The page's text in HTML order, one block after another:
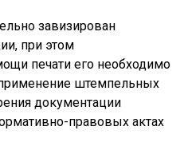
завизирован
при этом
печати его необходимо
применение штемпельных
документации
правовых актах